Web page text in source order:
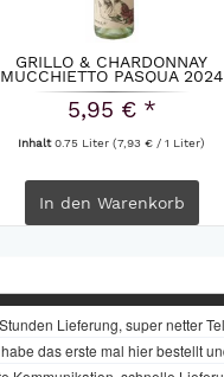
GRILLO & CHARDONNAY
MUCCHIETTO PASQUA 2024
5,95 € *
Inhalt0.75 Liter(7,93 € / 1 Liter)
In den Warenkorb